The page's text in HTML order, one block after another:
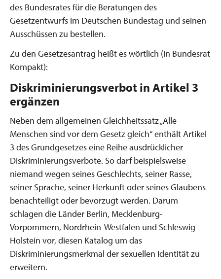
des Bundesrates für die Beratungen des
Gesetzentwurfs im Deutschen Bundestag und seinen
Ausschüssen zu bestellen.
Zu den Gesetzesantrag heißt es wörtlich (in Bundesrat
Kompakt):
Diskriminierungsverbot in Artikel 3
ergänzen
Neben dem allgemeinen Gleichheitssatz „Alle
Menschen sind vor dem Gesetz gleich“ enthält Artikel
3 des Grundgesetzes eine Reihe ausdrücklicher
Diskriminierungsverbote. So darf beispielsweise
niemand wegen seines Geschlechts, seiner Rasse,
seiner Sprache, seiner Herkunft oder seines Glaubens
benachteiligt oder bevorzugt werden. Darum
schlagen die Länder Berlin, Mecklenburg-
Vorpommern, Nordrhein-Westfalen und Schleswig-
Holstein vor, diesen Katalog um das
Diskriminierungsmerkmal der sexuellen Identität zu
erweitern.